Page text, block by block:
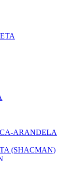
ARANDELA
(SHACMAN)